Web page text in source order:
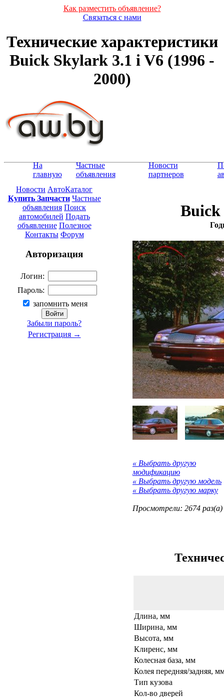
Как разместить объявление?
Связаться с нами
Технические характеристики
Buick Skylark 3.1 i V6 (1996 -
2000)
На
главную
Частные
объявления
Новости
партнеров
Новости АвтоКаталог
Купить Запчасти Частные
объявления Поиск
автомобилей Подать
объявление Полезное
Контакты Форум
Авторизация
Логин:
Пароль:
запомнить меня
Забыли пароль?
Регистрация →
Buick
« Выбрать другую
модификацию
« Выбрать другую модель
« Выбрать другую марку
Просмотрели: 2674 раз(а)
Длина, мм
Ширина, мм
Высота, мм
Клиренс, мм
Колесная база, мм
Колея передняя/задняя,
Тип кузова
Кол-во дверей